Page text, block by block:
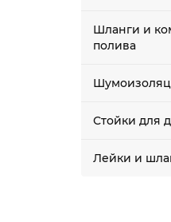
Шланги и
полива
Стойки для
Лейки и